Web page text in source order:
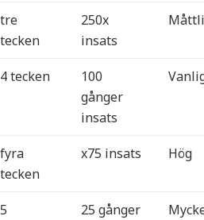
tre
tecken
250x
insats
4 tecken
100
gånger
insats
fyra
tecken
x75 insats Hög
5
25 gånger